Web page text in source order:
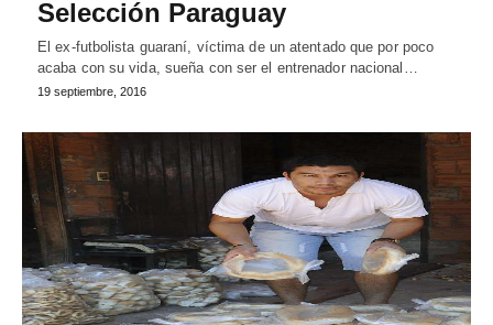
Selección Paraguay
El ex-futbolista guaraní, víctima de un atentado que por poco
acaba con su vida, sueña con ser el entrenador nacional…
19 septiembre, 2016